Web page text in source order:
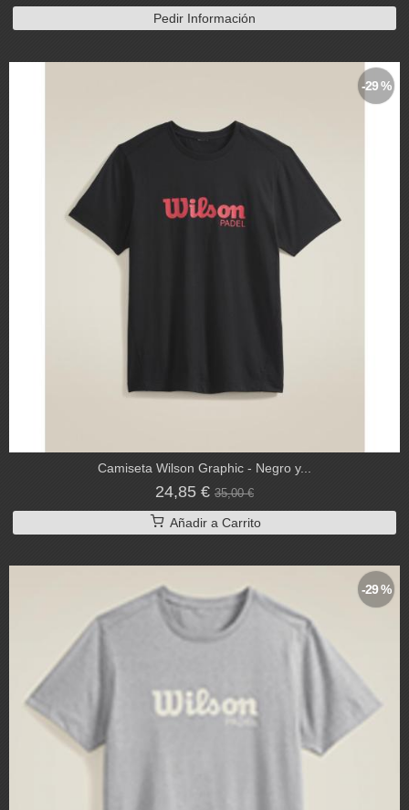
Pedir Información
-29 %
Camiseta Wilson Graphic - Negro y...
24,85 € 35,00 €
Añadir a Carrito
-29 %